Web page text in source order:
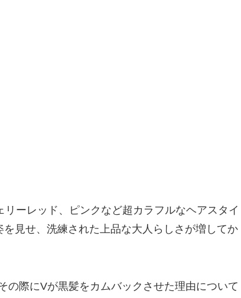
ーレッド、ピンクなど超カラフルなヘアスタイ
見せ、洗練された上品な大人らしさが増してか
の際にVが黒髪をカムバックさせた理由について